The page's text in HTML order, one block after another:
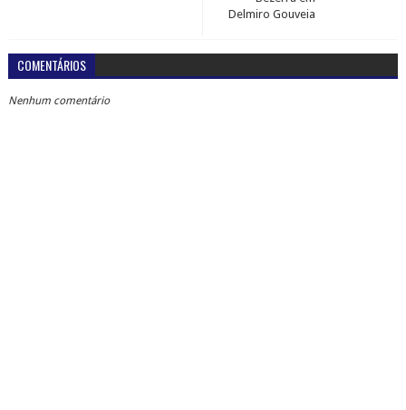
Delmiro Gouveia
COMENTÁRIOS
Nenhum comentário